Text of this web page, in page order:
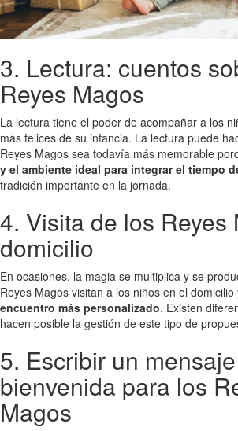
3. Lectura: cuentos
Reyes Magos
La lectura tiene el poder de acompañar a los
más felices de su infancia. La lectura puede
Reyes Magos sea todavía más memorable
y el ambiente ideal para integrar el tiempo
tradición importante en la jornada.
4. Visita de los Reyes
domicilio
En ocasiones, la magia se multiplica y se
Reyes Magos visitan a los niños en el domicilio
encuentro más personalizado. Existen
hacen posible la gestión de este tipo de
5. Escribir un
bienvenida para los
Magos